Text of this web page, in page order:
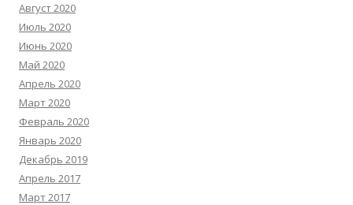
Август 2020
Июль 2020
Июнь 2020
Май 2020
Апрель 2020
Март 2020
Февраль 2020
Январь 2020
Декабрь 2019
Апрель 2017
Март 2017